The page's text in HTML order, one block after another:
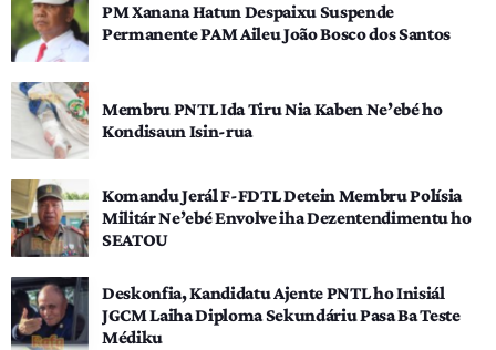
PM Xanana Hatun Despaixu Suspende
Permanente PAM Aileu João Bosco dos Santos
Membru PNTL Ida Tiru Nia Kaben Ne’ebé ho
Kondisaun Isin-rua
Komandu Jerál F-FDTL Detein Membru Polísia
Militár Ne’ebé Envolve iha Dezentendimentu ho
SEATOU
Deskonfia, Kandidatu Ajente PNTL ho Inisiál
JGCM Laiha Diploma Sekundáriu Pasa Ba Teste
Médiku